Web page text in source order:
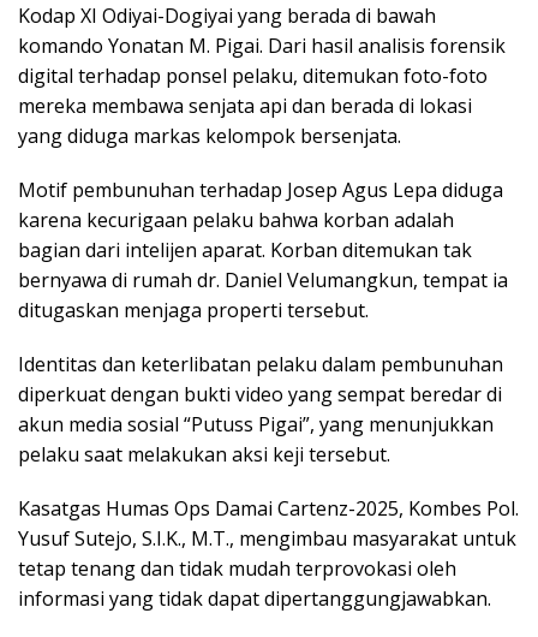
Kodap XI Odiyai-Dogiyai yang berada di bawah
komando Yonatan M. Pigai. Dari hasil analisis forensik
digital terhadap ponsel pelaku, ditemukan foto-foto
mereka membawa senjata api dan berada di lokasi
yang diduga markas kelompok bersenjata.
Motif pembunuhan terhadap Josep Agus Lepa diduga
karena kecurigaan pelaku bahwa korban adalah
bagian dari intelijen aparat. Korban ditemukan tak
bernyawa di rumah dr. Daniel Velumangkun, tempat ia
ditugaskan menjaga properti tersebut.
Identitas dan keterlibatan pelaku dalam pembunuhan
diperkuat dengan bukti video yang sempat beredar di
akun media sosial “Putuss Pigai”, yang menunjukkan
pelaku saat melakukan aksi keji tersebut.
Kasatgas Humas Ops Damai Cartenz-2025, Kombes Pol.
Yusuf Sutejo, S.I.K., M.T., mengimbau masyarakat untuk
tetap tenang dan tidak mudah terprovokasi oleh
informasi yang tidak dapat dipertanggungjawabkan.